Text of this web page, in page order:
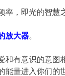
率，即光的智慧
放大器。
和有意识的意图
能量进入你们的